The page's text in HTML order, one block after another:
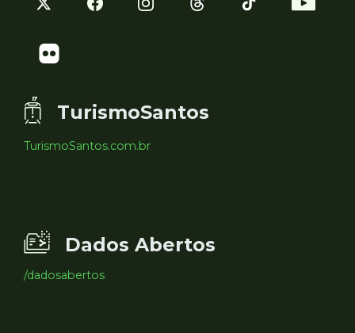
TurismoSantos
TurismoSantos.com.br
Dados Abertos
/dadosabertos